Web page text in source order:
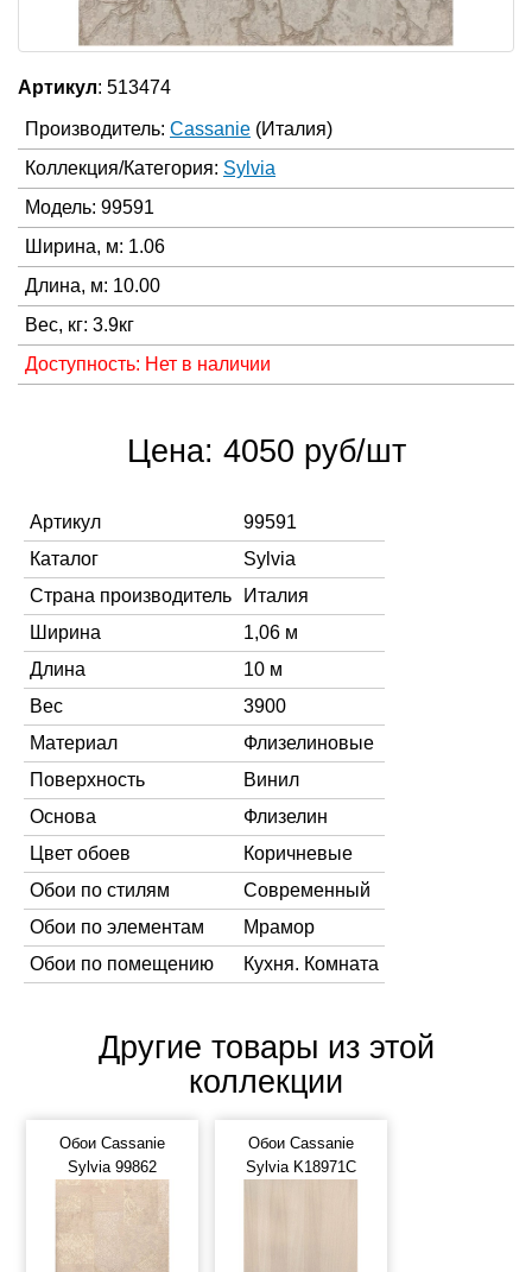
Артикул: 513474
Производитель: Cassanie (Италия)
Коллекция/Категория: Sylvia
Модель: 99591
Ширина, м: 1.06
Длина, м: 10.00
Вес, кг: 3.9кг
Доступность: Нет в наличии
Цена: 4050 руб/шт
Артикул
99591
Каталог
Sylvia
Страна производитель
Италия
Ширина
1,06 м
Длина
10 м
Вес
3900
Материал
Флизелиновые
Поверхность
Винил
Основа
Флизелин
Цвет обоев
Коричневые
Обои по стилям
Современный
Обои по элементам
Мрамор
Обои по помещению
Кухня. Комната
Другие товары из этой
коллекции
Обои Cassanie
Sylvia 99862
Обои Cassanie
Sylvia K18971C